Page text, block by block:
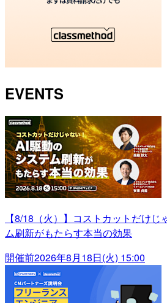
EVENTS
【8/18（火）】コストカットだけ
ム刷新がもたらす本当の効果
開催前2026年8月18日(火) 15:00